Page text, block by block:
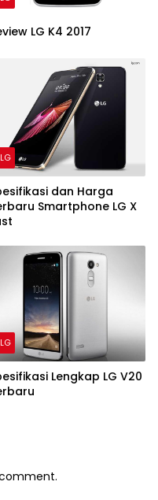
LG K4 2017
LG
dan Harga
Smartphone LG X
LG
Lengkap LG V20